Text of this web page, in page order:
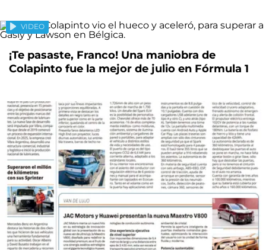
VIDEO
¡Te pasaste, Franco! Una maniobra de
Colapinto fue la mejor de julio en Fórmula 1